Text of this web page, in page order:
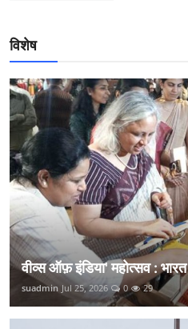
विशेष
वीव्स ऑफ़ इंडिया' महोत्सव :
suadmin Jul 25, 2026 0 29